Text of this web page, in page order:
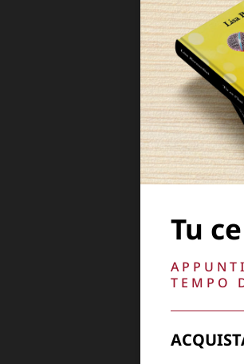
Tu
TEMPO